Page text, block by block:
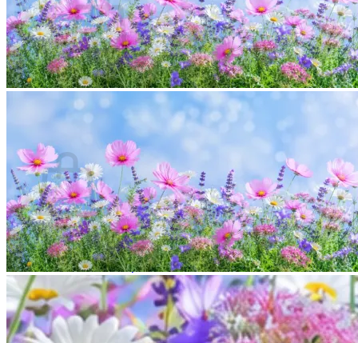
Es befinden sich keine Produkte im Warenkorb.
Zurück zum Shop
Warenkorb
Es befinden sich keine Produkte im Warenkorb.
Zurück zum Shop